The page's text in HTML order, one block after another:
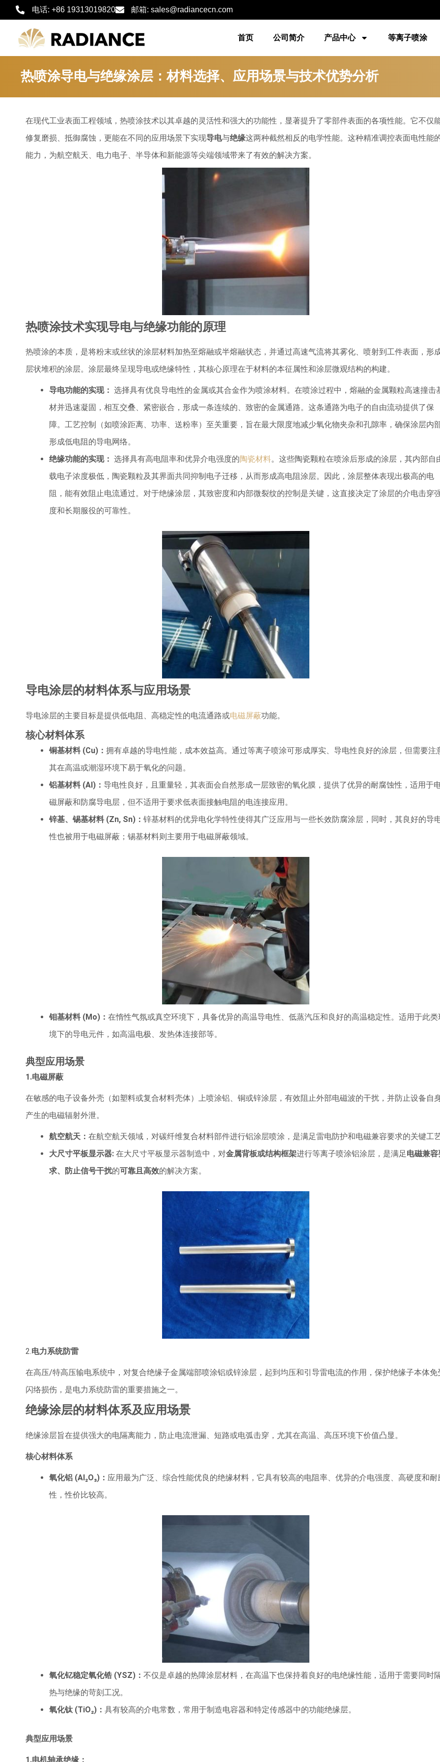
至
电话: +86 19313019820 邮箱: sales@radiancecn.com
首页 公司简介 产品中心 等离子喷涂
热喷涂导电与绝缘涂层：材料选择、应用场景与技术优势分析
在现代工业表面工程领域，热喷涂技术以其卓越的灵活性和强大的功能性，显著提升了零部件表面的各项性能。它不仅
修复磨损、抵御腐蚀，更能在不同的应用场景下实现导电与绝缘这两种截然相反的电学性能。这种精准调控表面电性能
能力，为航空航天、电力电子、半导体和新能源等尖端领域带来了有效的解决方案。
热喷涂技术实现导电与绝缘功能的原理
热喷涂的本质，是将粉末或丝状的涂层材料加热至熔融或半熔融状态，并通过高速气流将其雾化、喷射到工件表面，形
层状堆积的涂层。涂层最终呈现导电或绝缘特性，其核心原理在于材料的本征属性和涂层微观结构的构建。
导电功能的实现： 选择具有优良导电性的金属或其合金作为喷涂材料。在喷涂过程中，熔融的金属颗粒高速撞击
材并迅速凝固，相互交叠、紧密嵌合，形成一条连续的、致密的金属通路。这条通路为电子的自由流动提供了保
障。工艺控制（如喷涂距离、功率、送粉率）至关重要，旨在最大限度地减少氧化物夹杂和孔隙率，确保涂层内
形成低电阻的导电网络。
绝缘功能的实现： 选择具有高电阻率和优异介电强度的陶瓷材料。这些陶瓷颗粒在喷涂后形成的涂层，其内部自
载电子浓度极低，陶瓷颗粒及其界面共同抑制电子迁移，从而形成高电阻涂层。因此，涂层整体表现出极高的电
阻，能有效阻止电流通过。对于绝缘涂层，其致密度和内部微裂纹的控制是关键，这直接决定了涂层的介电击穿
度和长期服役的可靠性。
导电涂层的材料体系与应用场景
导电涂层的主要目标是提供低电阻、高稳定性的电流通路或电磁屏蔽功能。
核心材料体系
铜基材料(Cu) ： 拥有卓越的导电性能，成本效益高。通过等离子喷涂可形成厚实、导电性良好的涂层，但需要注
其在高温或潮湿环境下易于氧化的问题。
铝基材料(Al) ： 导电性良好，且重量轻，其表面会自然形成一层致密的氧化膜，提供了优异的耐腐蚀性，适用于
磁屏蔽和防腐导电层，但不适用于要求低表面接触电阻的电连接应用。
锌基、锡基材料(Zn, Sn) ： 锌基材料的优异电化学特性使得其广泛应用与一些长效防腐涂层，同时，其良好的导
性也被用于电磁屏蔽；锡基材料则主要用于电磁屏蔽领域。
钼基材料(Mo) ： 在惰性气氛或真空环境下，具备优异的高温导电性、低蒸汽压和良好的高温稳定性。适用于此类
境下的导电元件，如高温电极、发热体连接部等。
典型应用场景
1.电磁屏蔽
在敏感的电子设备外壳（如塑料或复合材料壳体）上喷涂铝、铜或锌涂层，有效阻止外部电磁波的干扰，并防止设备自
产生的电磁辐射外泄。
航空航天： 在航空航天领域，对碳纤维复合材料部件进行铝涂层喷涂，是满足雷电防护和电磁兼容要求的关键工
大尺寸平板显示器: 在大尺寸平板显示器制造中，对​金属背板或结构框架​进行等离子喷涂铝涂层，是满足​电磁兼容
求、防止信号干扰​的​可靠且高效​的解决方案。
2.电力系统防雷
在高压/特高压输电系统中，对复合​​绝缘子金属端部​​喷涂铝或锌涂层，起到​​均压和引导雷电流​​的作用，保护绝缘子本体免
闪络损伤，是电力系统防雷的重要措施之一。
绝缘涂层的材料体系及应用场景
绝缘涂层旨在提供强大的电隔离能力，防止电流泄漏、短路或电弧击穿，尤其在高温、高压环境下价值凸显。
核心材料体系
氧化铝 (Al₂O₃) ： 应用最为广泛、综合性能优良的绝缘材料，它具有较高的电阻率、优异的介电强度、高硬度和耐
性，性价比较高。
氧化钇稳定氧化锆(YSZ) ： 不仅是卓越的热障涂层材料，在高温下也保持着良好的电绝缘性能，适用于需要同时
热与绝缘的苛刻工况。
氧化钛 (TiO₂) ： 具有较高的介电常数，常用于制造电容器和特定传感器中的功能绝缘层。
典型应用场景
1.电机轴承绝缘：